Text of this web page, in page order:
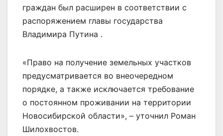
граждан был расширен в соответствии с
распоряжением главы государства
Владимира Путина .
«Право на получение земельных участков
предусматривается во внеочередном
порядке, а также исключается требование
о постоянном проживании на территории
Новосибирской области», – уточнил Роман
Шилохвостов.